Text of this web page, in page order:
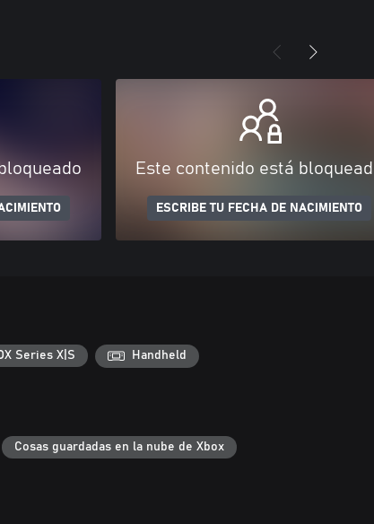
Este contenido está
ESCRIBE TU FECHA DE NACIMIENTO
Series X|S Handheld
Cosas guardadas en la nube de Xbox